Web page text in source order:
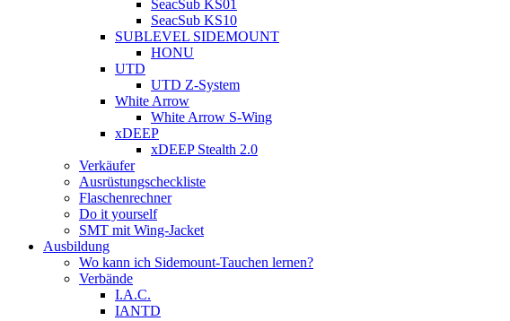
SeacSub KS01
SeacSub KS10
SUBLEVEL SIDEMOUNT
HONU
UTD
UTD Z-System
White Arrow
White Arrow S-Wing
xDEEP
xDEEP Stealth 2.0
Verkäufer
Ausrüstungscheckliste
Flaschenrechner
Do it yourself
SMT mit Wing-Jacket
Ausbildung
Wo kann ich Sidemount-Tauchen lernen?
Verbände
I.A.C.
IANTD